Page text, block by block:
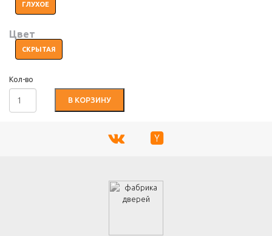
ГЛУХОЕ
Цвет
СКРЫТАЯ
Кол-во
В КОРЗИНУ